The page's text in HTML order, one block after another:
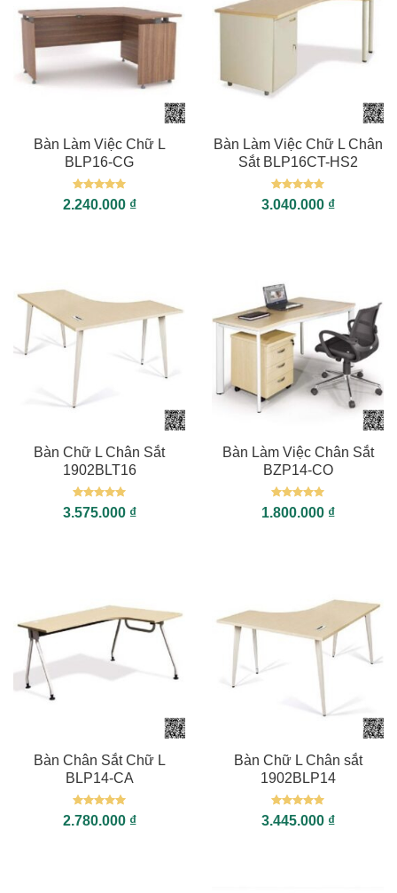
Bàn Làm Việc Chữ L
BLP16-CG
Được xếp
hạng55
2.240.000 ₫
Bàn Làm Việc Chữ L Chân
Sắt BLP16CT-HS2
Được xếp
hạng55
3.040.000 ₫
Bàn Chữ L Chân Sắt
1902BLT16
Được xếp
hạng55
3.575.000 ₫
Bàn Làm Việc Chân Sắt
BZP14-CO
Được xếp
hạng55
1.800.000 ₫
Bàn Chân Sắt Chữ L
BLP14-CA
Được xếp
hạng55
2.780.000 ₫
Bàn Chữ L Chân sắt
1902BLP14
Được xếp
hạng55
3.445.000 ₫